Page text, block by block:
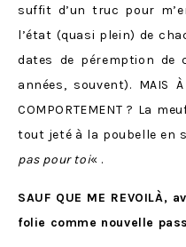
suffit d’un truc pour
l’état (quasi plein) de
dates de péremption de
années, souvent). MAIS À
COMPORTEMENT ? La
tout jeté à la poubelle en
pas pour toi« .
SAUF QUE ME
folie comme nouvelle